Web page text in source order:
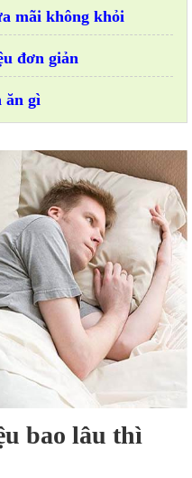
mãi không khỏi
đơn giản
ăn gì
bao lâu thì